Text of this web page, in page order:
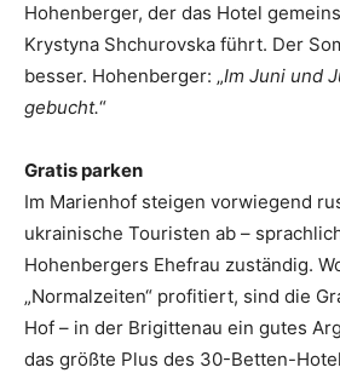
Hohenberger, der das Hotel
Krystyna Shchurovska führt. Der
besser. Hohenberger: „Im Juni und
gebucht.“
Gratis parken
Im Marienhof steigen vor­wiegend
ukrainische Touristen ab –
Hohenbergers Ehefrau zuständig.
„Normalzeiten“ profitiert, sind die
Hof – in der Bri­gittenau ein gutes
das größte Plus des 30-Betten-